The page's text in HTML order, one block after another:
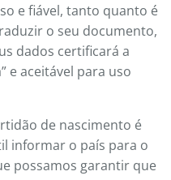
e fiável, tanto quanto é
o seu documento,
dados certificará a
e aceitável para uso
de nascimento é
informar o país para o
possamos garantir que